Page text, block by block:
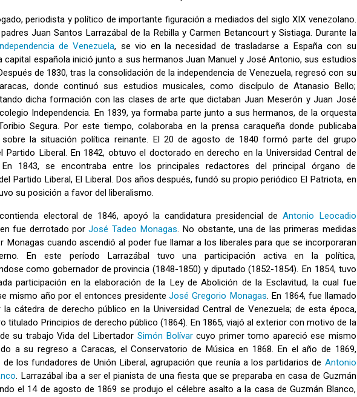
periodista y político de importante figuración a mediados del siglo XIX venezolano.
Juan Santos Larrazábal de la Rebilla y Carmen Betancourt y Sistiaga. Durante la
de Venezuela, se vio en la necesidad de trasladarse a España con su
capital española inició junto a sus hermanos Juan Manuel y José Antonio, sus estudios
de 1830, tras la consolidación de la independencia de Venezuela, regresó con su
donde continuó sus estudios musicales, como discípulo de Atanasio Bello;
dicha formación con las clases de arte que dictaban Juan Meserón y Juan José
Independencia. En 1839, ya formaba parte junto a sus hermanos, de la orquesta
Segura. Por este tiempo, colaboraba en la prensa caraqueña donde publicaba
sobre la situación política reinante. El 20 de agosto de 1840 formó parte del grupo
Partido Liberal. En 1842, obtuvo el doctorado en derecho en la Universidad Central de
En 1843, se encontraba entre los principales redactores del principal órgano de
Partido Liberal, El Liberal. Dos años después, fundó su propio periódico El Patriota, en
su posición a favor del liberalismo.
electoral de 1846, apoyó la candidatura presidencial de Antonio Leocadio
fue derrotado porJosé Tadeo Monagas. No obstante, una de las primeras medidas
Monagas cuando ascendió al poder fue llamar a los liberales para que se incorporaran
En este período Larrazábal tuvo una participación activa en la política,
como gobernador de provincia (1848-1850) y diputado (1852-1854). En 1854, tuvo
participación en la elaboración de la Ley de Abolición de la Esclavitud, la cual fue
mismo año por el entonces presidenteJosé Gregorio Monagas. En 1864, fue llamado
la cátedra de derecho público en la Universidad Central de Venezuela; de esta época,
titulado Principios de derecho público (1864). En 1865, viajó al exterior con motivo de la
su trabajo Vida del Libertador Simón Bolívarcuyo primer tomo apareció ese mismo
a su regreso a Caracas, el Conservatorio de Música en 1868. En el año de 1869,
los fundadores de Unión Liberal, agrupación que reunía a los partidarios de Antonio
. Larrazábal iba a ser el pianista de una fiesta que se preparaba en casa de Guzmán
el 14 de agosto de 1869 se produjo el célebre asalto a la casa de Guzmán Blanco,